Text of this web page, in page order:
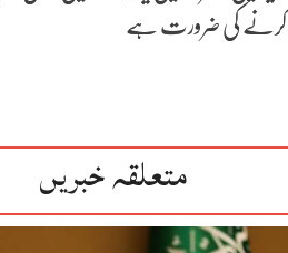
کرنے کی ضرورت ہے
متعلقہ خبریں